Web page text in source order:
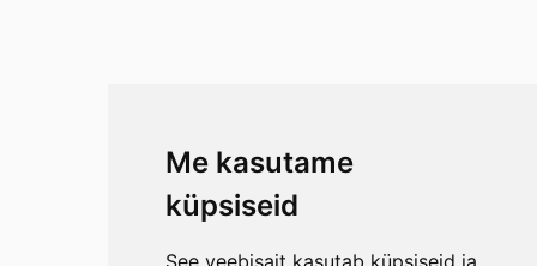
Me kasutame
küpsiseid
See veebisait kasutab küpsiseid ja